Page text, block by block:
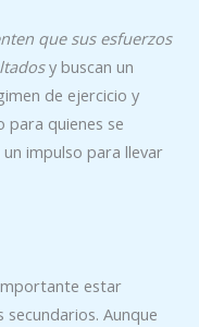
que sus esfuerzos
y buscan un
de ejercicio y
para quienes se
impulso para llevar
estar
Aunque